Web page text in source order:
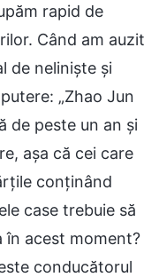
rapid de
Când am auzit
de neliniște și
„Zhao Jun
de peste un an și
așa că cei care
conținând
case trebuie să
în acest moment?
conducătorul